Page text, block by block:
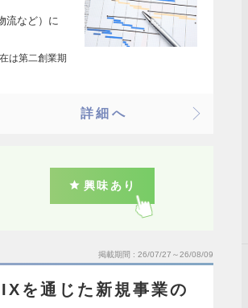
流など）に
は第二創業期
詳細へ
興味あり
掲載期間 26/07/27～26/08/09
を通じた新規事業の